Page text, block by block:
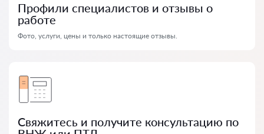
Профили специалистов и отзывы о
работе
Фото, услуги, цены и только настоящие отзывы.
Свяжитесь и получите консультацию по